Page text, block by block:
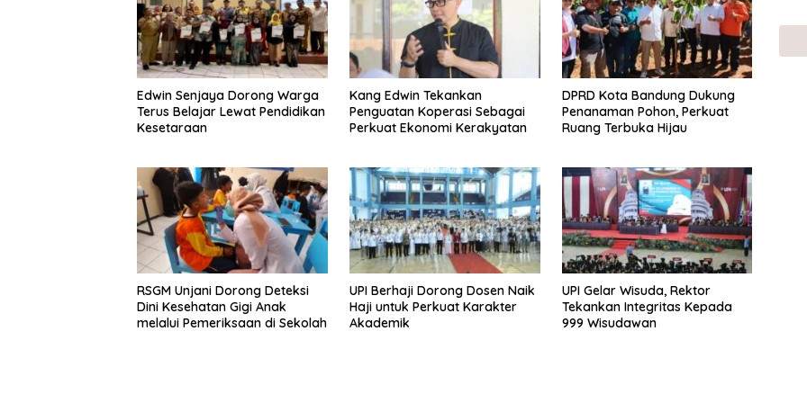
Edwin Senjaya Dorong Warga
Terus Belajar Lewat Pendidikan
Kesetaraan
Kang Edwin Tekankan
Penguatan Koperasi Sebagai
Perkuat Ekonomi Kerakyatan
DPRD Kota Bandung Dukung
Penanaman Pohon, Perkuat
Ruang Terbuka Hijau
RSGM Unjani Dorong Deteksi
Dini Kesehatan Gigi Anak
melalui Pemeriksaan di Sekolah
UPI Berhaji Dorong Dosen Naik
Haji untuk Perkuat Karakter
Akademik
UPI Gelar Wisuda, Rektor
Tekankan Integritas Kepada
999 Wisudawan